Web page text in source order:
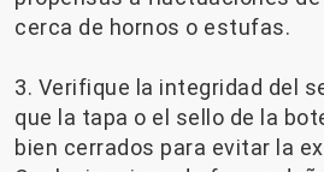
cerca de hornos o estufas.
3. Verifique la integridad del
que la tapa o el sello de la
bien cerrados para evitar la